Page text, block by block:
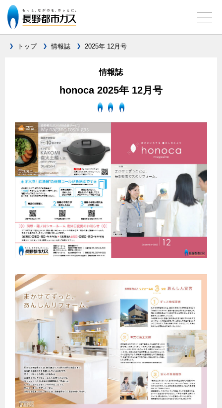
料金の計算方法
家庭用選択約款
ご請求とお支払いについて
口座振替によるお支払い
クレジットカードによるお支払い
払込書による窓口でのお支払い
払込書によるスマホアプリでのお支払い
検針について
こんなときは
ガスくさいとき・警報器が鳴ったとき
ガスが出ないとき
ガスメーターの復帰方法
ガス器具が故障したとき
地震のとき
ガス給湯器・風呂釜の凍結予防方法
ガスコンロとIHクッキングヒーターの比較
安全性
調理性
清掃性
ガス給湯器とエコキュートの比較
快適性
経済性
ガス・電気併用住宅とオール電化住宅の比較
経済性、環境性、創エネ
ライフステージ別に比較する
20代
30代
40代～50代
キッチン
ガスコンロ
オススメの商品一覧
最新ガスコンロの実力
グリル活用法
コンロの取替えは
レンジフード
レンジフード
オーブン・炊飯器
オーブン
炊飯器
警報器
警報器
私たちのリフォーム
キッチンをリフォーム
バスルームをリフォーム
サニタリーをリフォーム
その他をリフォーム
リフォーム事例紹介
テレビCM
スタッフ
リフォームの流れ
補助金について
リフォームのお知らせ
ショールーム
電力の自由化について
長野都市ガスのでんきのポイント
電気料金 長野都市ガスでんきプラン
都市ガスでんき 従量電灯Ｂ
都市ガスでんき 従量電灯Ｃ
電気料金の計算について
ご請求とお支払い
約款
電気料金のシミュレーション
ご契約・お手続き
お申込み
Chef Ropia's JOYFUL CUISINE
ヤミーのレシピ帖
食育活動について
料理教室レンタル
法人のお客様へ
ホーム お知らせ
情報誌 企業情報
採用情報
トップ 情報誌 2025年 12月号
情報誌
honoca 2025年 12月号